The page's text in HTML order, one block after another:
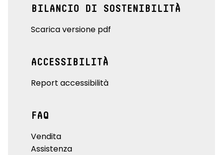
BILANCIO DI SOSTENIBILITÀ
Scarica versione pdf
ACCESSIBILITÀ
Report accessibilità
FAQ
Vendita
Assistenza